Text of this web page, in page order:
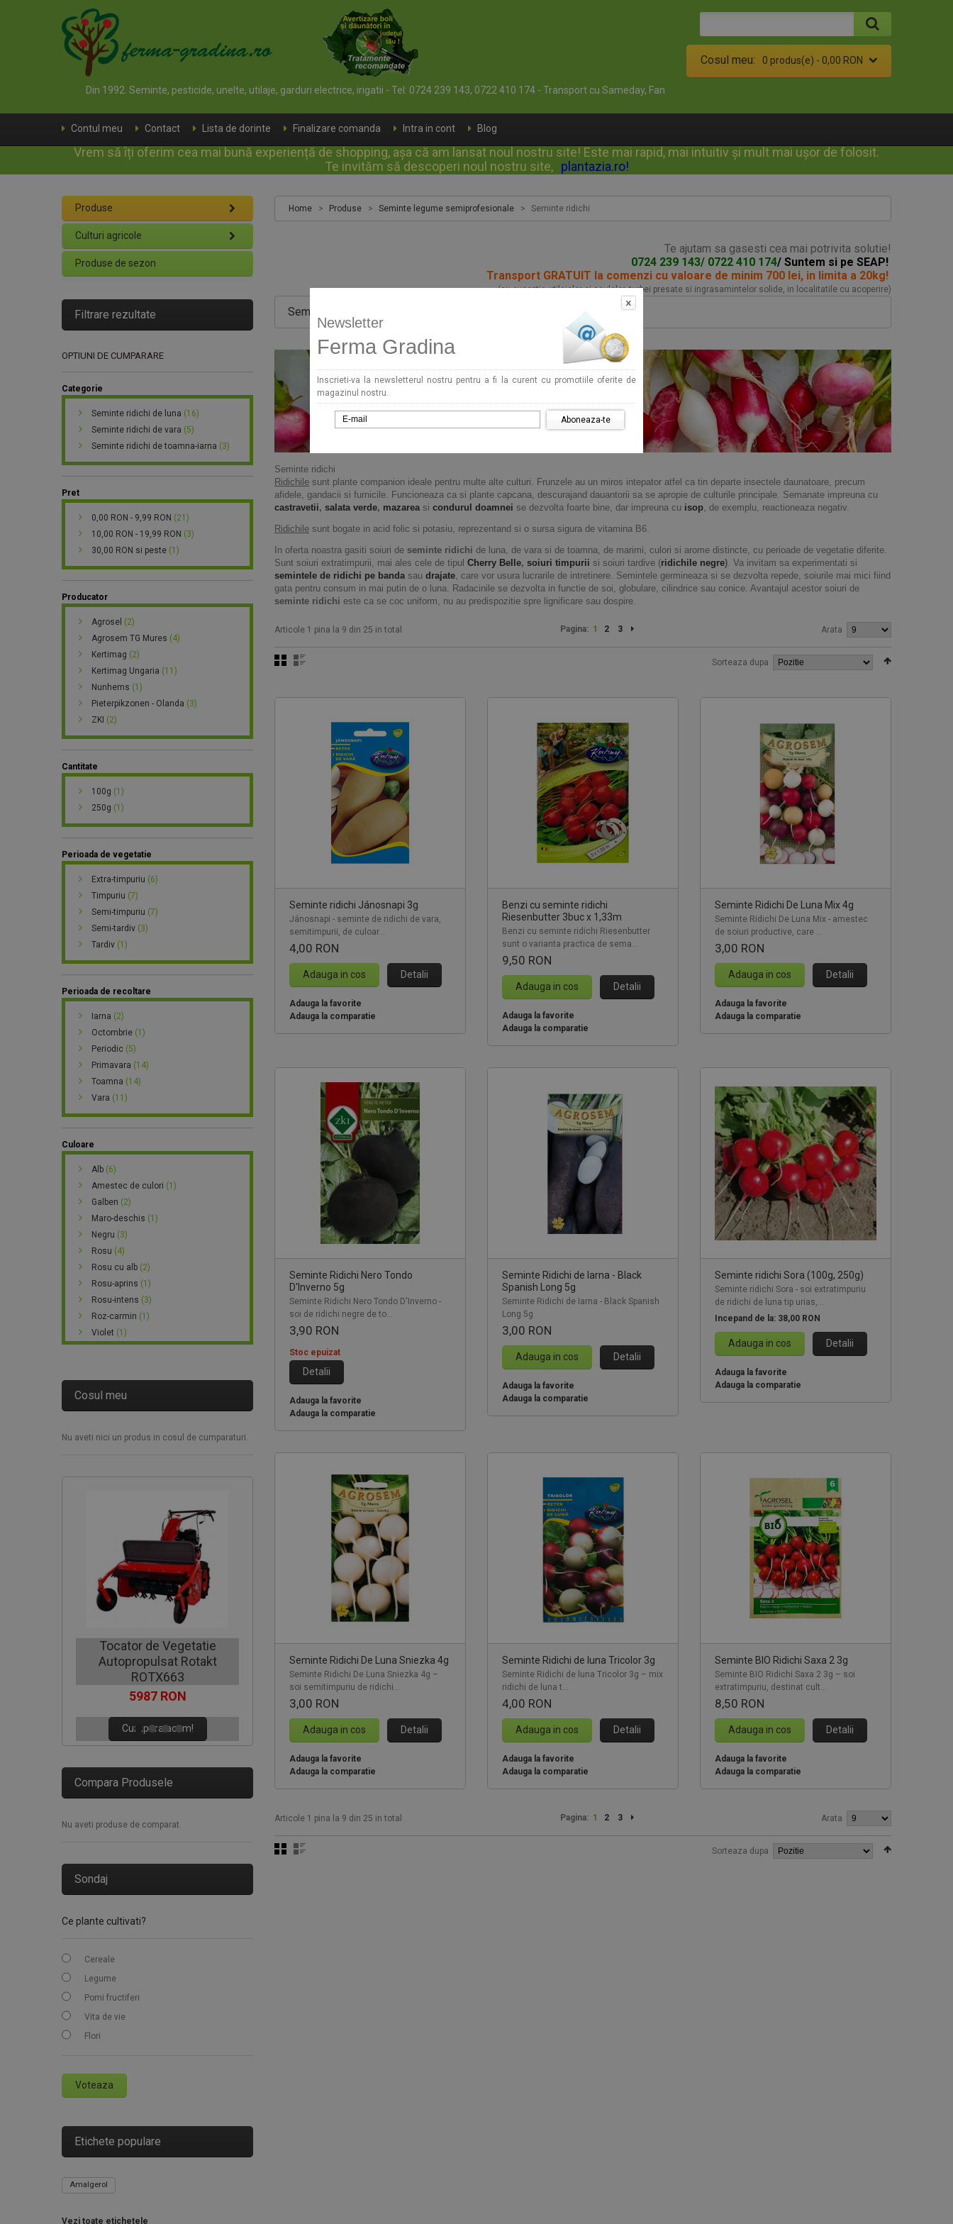
Cosul meu: 0 produs(e) - 0,00 RON
Din 1992. Seminte, pesticide, unelte, utilaje, garduri electrice, irigatii - Tel: 0724 239 143, 0722 410 174 - Transport cu Sameday, Fan
Contul meu Contact Lista de dorinte Finalizare comanda Intra in cont Blog
Vrem să îți oferim cea mai bună experiență de shopping, așa că am lansat noul nostru site! Este mai rapid, mai intuitiv și mult mai ușor de folosit.
Te invităm să descoperi noul nostru site, plantazia.ro!
Home > Produse > Seminte legume semiprofesionale > Seminte ridichi
Te ajutam sa gasesti cea mai potrivita solutie!
0724 239 143/ 0722 410 174/ Suntem si pe SEAP!
Transport GRATUIT la comenzi cu valoare de minim 700 lei, in limita a 20kg!
(cu exceptia utilajelor si sculelor, turbei presate si ingrasamintelor solide, in localitatile cu acoperire)
Seminte ridichi
Seminte ridichi
Ridichile sunt plante companion ideale pentru multe alte culturi. Frunzele au un miros intepator atfel ca tin departe insectele daunatoare, precum
afidele, gandacii si furnicile. Funcioneaza ca si plante capcana, descurajand dauantorii sa se apropie de culturile principale. Semanate impreuna cu
castravetii, salata verde, mazareasi condurul doamnei se dezvolta foarte bine, dar impreuna cu isop, de exemplu, reactioneaza negativ.
Ridichile sunt bogate in acid folic si potasiu, reprezentand si o sursa sigura de vitamina B6.
In oferta noastra gasiti soiuri de seminte ridichi de luna, de vara si de toamna, de marimi, culori si arome distincte, cu perioade de vegetatie diferite.
Sunt soiuri extratimpurii, mai ales cele de tipul Cherry Belle, soiuri timpurii si soiuri tardive (ridichile negre). Va invitam sa experimentati si
semintele de ridichi pe banda sau drajate, care vor usura lucrarile de intretinere. Semintele germineaza si se dezvolta repede, soiurile mai mici fiind
gata pentru consum in mai putin de o luna. Radacinile se dezvolta in functie de soi, globulare, cilindrice sau conice. Avantajul acestor soiuri de
seminte ridichi este ca se coc uniform, nu au predispozitie spre lignificare sau dospire.
Articole 1 pina la 9 din 25 in total Arata
Pagina: 1 2 3
Sorteaza dupa
Seminte ridichi Jánosnapi 3g
Jánosnapi - seminte de ridichi de vara,
semitimpurii, de culoar...
4,00 RON
Adauga in cos Detalii
Adauga la favorite
Adauga la comparatie
Benzi cu seminte ridichi
Riesenbutter 3buc x 1,33m
Benzi cu seminte ridichi Riesenbutter
sunt o varianta practica de sema...
9,50 RON
Adauga in cos Detalii
Adauga la favorite
Adauga la comparatie
Seminte Ridichi De Luna Mix 4g
Seminte Ridichi De Luna Mix - amestec
de soiuri productive, care ...
3,00 RON
Adauga in cos Detalii
Adauga la favorite
Adauga la comparatie
Seminte Ridichi Nero Tondo
D'Inverno 5g
Seminte Ridichi Nero Tondo D'Inverno -
soi de ridichi negre de to...
3,90 RON
Stoc epuizat
Detalii
Adauga la favorite
Adauga la comparatie
Seminte Ridichi de Iarna - Black
Spanish Long 5g
Seminte Ridichi de Iarna - Black Spanish
Long 5g
3,00 RON
Adauga in cos Detalii
Adauga la favorite
Adauga la comparatie
Seminte ridichi Sora (100g, 250g)
Seminte ridichi Sora - soi extratimpuriu
de ridichi de luna tip urias,...
Incepand de la: 38,00 RON
Adauga in cos Detalii
Adauga la favorite
Adauga la comparatie
Seminte Ridichi De Luna Sniezka 4g
Seminte Ridichi De Luna Sniezka 4g –
soi semitimpuriu de ridichi...
3,00 RON
Adauga in cos Detalii
Adauga la favorite
Adauga la comparatie
Seminte Ridichi de luna Tricolor 3g
Seminte Ridichi de luna Tricolor 3g – mix
ridichi de luna t...
4,00 RON
Adauga in cos Detalii
Adauga la favorite
Adauga la comparatie
Seminte BIO Ridichi Saxa 2 3g
Seminte BIO Ridichi Saxa 2 3g – soi
extratimpuriu, destinat cult...
8,50 RON
Adauga in cos Detalii
Adauga la favorite
Adauga la comparatie
Articole 1 pina la 9 din 25 in total Arata
Pagina: 1 2 3
Sorteaza dupa
Produse
Culturi agricole
Produse de sezon
Filtrare rezultate
OPTIUNI DE CUMPARARE
Categorie
Seminte ridichi de luna (16)
Seminte ridichi de vara (5)
Seminte ridichi de toamna-iarna (3)
Pret
0,00 RON - 9,99 RON (21)
10,00 RON - 19,99 RON (3)
30,00 RON si peste (1)
Producator
Agrosel (2)
Agrosem TG Mures (4)
Kertimag (2)
Kertimag Ungaria (11)
Nunhems (1)
Pieterpikzonen - Olanda (3)
ZKI (2)
Cantitate
100g (1)
250g (1)
Perioada de vegetatie
Extra-timpuriu (6)
Timpuriu (7)
Semi-timpuriu (7)
Semi-tardiv (3)
Tardiv (1)
Perioada de recoltare
Iarna (2)
Octombrie (1)
Periodic (5)
Primavara (14)
Toamna (14)
Vara (11)
Culoare
Alb (6)
Amestec de culori (1)
Galben (2)
Maro-deschis (1)
Negru (3)
Rosu (4)
Rosu cu alb (2)
Rosu-aprins (1)
Rosu-intens (3)
Roz-carmin (1)
Violet (1)
Cosul meu
Nu aveti nici un produs in cosul de cumparaturi.
Tocator de Vegetatie
Autopropulsat Rotakt
ROTX663
5987 RON
Cumpara acum!
Motocoasa Dac 210 2T, 1.7 CP
Cumpara acum!
Seminte ardei Whitney F1 500
Cumpara acum! Cumpara acum!
Compara Produsele
Nu aveti produse de comparat.
Sondaj
Ce plante cultivati?
Cereale
Legume
Pomi fructiferi
Vita de vie
Flori
Voteaza
Etichete populare
Amalgerol
Vezi toate etichetele
Newsletter
Ferma Gradina
Inscrieti-va la newsletterul nostru pentru a fi la curent cu promotiile oferite de
magazinul nostru.
Aboneaza-te